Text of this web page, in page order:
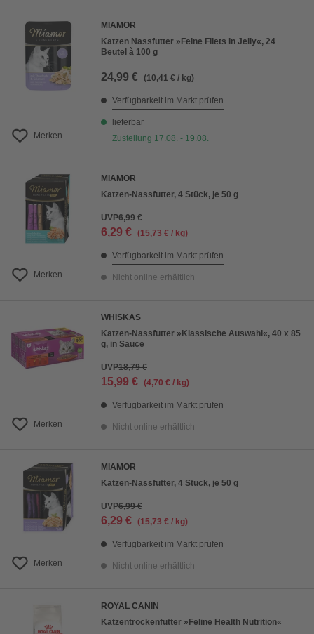
Merken
MIAMOR
Katzen Nassfutter »Feine Filets in Jelly«, 24
Beutel à 100 g
24,99 € (10,41 € / kg)
Verfügbarkeit im Markt prüfen
lieferbar
Zustellung 17.08. - 19.08.
Merken
MIAMOR
Katzen-Nassfutter, 4 Stück, je 50 g
UVP6,99 €
6,29 € (15,73 € / kg)
Verfügbarkeit im Markt prüfen
Nicht online erhältlich
Merken
WHISKAS
Katzen-Nassfutter »Klassische Auswahl«, 40 x 85
g, in Sauce
UVP18,79 €
15,99 € (4,70 € / kg)
Verfügbarkeit im Markt prüfen
Nicht online erhältlich
Merken
MIAMOR
Katzen-Nassfutter, 4 Stück, je 50 g
UVP6,99 €
6,29 € (15,73 € / kg)
Verfügbarkeit im Markt prüfen
Nicht online erhältlich
ROYAL CANIN
Katzentrockenfutter »Feline Health Nutrition«